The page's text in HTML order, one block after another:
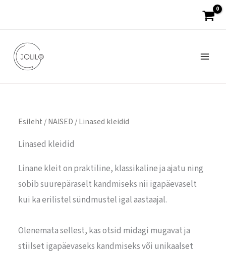
Esileht /NAISED / Linased kleidid
Linased kleidid
Linane kleit on praktiline, klassikaline ja ajatu ning
sobib suurepäraselt kandmiseks nii igapäevaselt
kui ka erilistel sündmustel igal aastaajal.
Olenemata sellest, kas otsid midagi mugavat ja
stiilset igapäevaseks kandmiseks või unikaalset